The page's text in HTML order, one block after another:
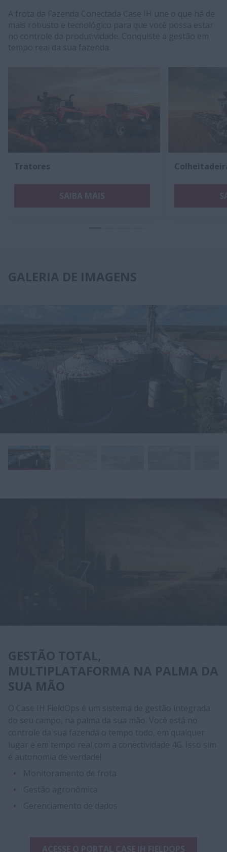
Tratores
GALERIA DE IMAGENS
GESTÃO TOTAL,
MULTIPLATAFORMA NA PALMA DA
SUA MÃO